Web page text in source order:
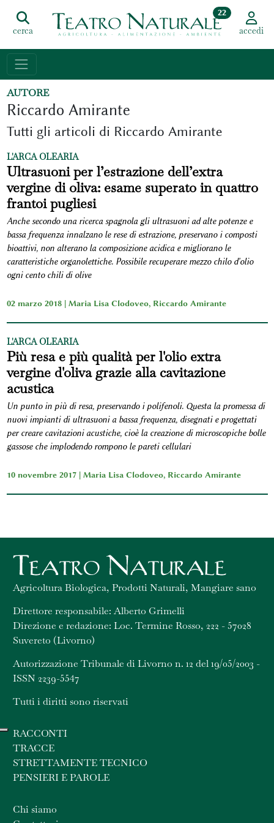
cerca
22
accedi
AUTORE
Riccardo Amirante
Tutti gli articoli di Riccardo Amirante
L'ARCA OLEARIA
Ultrasuoni per l’estrazione dell’extra
vergine di oliva: esame superato in quattro
frantoi pugliesi
Anche secondo una ricerca spagnola gli ultrasuoni ad alte potenze e
bassa frequenza innalzano le rese di estrazione, preservano i composti
bioattivi, non alterano la composizione acidica e migliorano le
caratteristiche organolettiche. Possibile recuperare mezzo chilo d'olio
ogni cento chili di olive
02 marzo 2018 | Maria Lisa Clodoveo, Riccardo Amirante
L'ARCA OLEARIA
Più resa e più qualità per l'olio extra
vergine d'oliva grazie alla cavitazione
acustica
Un punto in più di resa, preservando i polifenoli. Questa la promessa di
nuovi impianti di ultrasuoni a bassa frequenza, disegnati e progettati
per creare cavitazioni acustiche, cioè la creazione di microscopiche bolle
gassose che implodendo rompono le pareti cellulari
10 novembre 2017 | Maria Lisa Clodoveo, Riccardo Amirante
Agricoltura Biologica, Prodotti Naturali, Mangiare sano
Direttore responsabile: Alberto Grimelli
Direzione e redazione: Loc. Termine Rosso, 222 - 57028
Suvereto (Livorno)
Autorizzazione Tribunale di Livorno n. 12 del 19/05/2003 -
ISSN 2239-5547
Tutti i diritti sono riservati
RACCONTI
TRACCE
STRETTAMENTE TECNICO
PENSIERI E PAROLE
Chi siamo